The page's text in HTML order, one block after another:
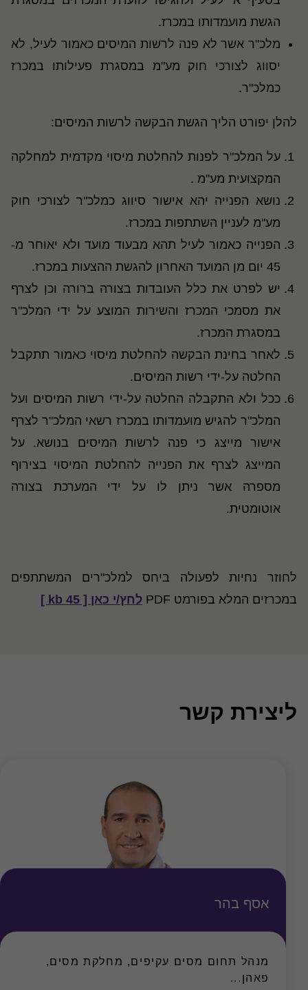
הגשת מועמדותו במכרז.
מלכ"ר אשר לא פנה לרשות המיסים כאמור לעיל, לא
יסווג לצורכי חוק מע"מ במסגרת פעילותו במכרז
כמלכ"ר.
להלן יפורט הליך הגשת הבקשה לרשות המיסים:
על המלכ"ר לפנות להחלטת מיסוי מקדמית למחלקה
המקצועית מע"מ .
נושא הפנייה יהא אישור סיווג כמלכ"ר לצורכי חוק
מע"מ לעניין השתתפות במכרז.
הפנייה כאמור לעיל תהא מבעוד מועד ולא יאוחר מ-
45 יום מן המועד האחרון להגשת ההצעות במכרז.
יש לפרט את כלל העובדות בצורה ברורה וכן לצרף
את מסמכי המכרז והשירות המוצע על ידי המלכ"ר
במסגרת המכרז.
לאחר בחינת הבקשה להחלטת מיסוי כאמור תתקבל
החלטה על-ידי רשות המיסים.
ככל ולא התקבלה החלטה על-ידי רשות המיסים ועל
המלכ"ר להגיש מועמדותו במכרז רשאי המלכ"ר לצרף
אישור מייצג כי פנה לרשות המיסים בנושא. על
המייצג לצרף את הפנייה להחלטת המיסוי בצירוף
מספרה אשר ניתן לו על ידי המערכת בצורה
אוטומטית.
לחוזר נחיות לפעולה ביחס למלכ"רים המשתתפים
במכרזים המלא בפורמט PDF
לחץ/י כאן [ 45 kb ]
ליצירת קשר
אסף בהר
מנהל תחום מסים עקיפים, מחלקת מסים,
פאהן...